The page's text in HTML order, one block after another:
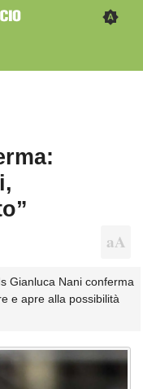
Gianluca Nani conferma
e apre alla possibilità